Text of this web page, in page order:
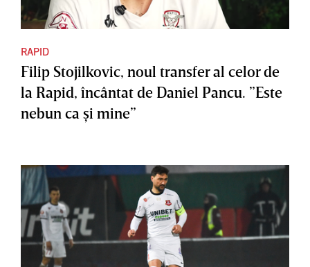
RAPID
Filip Stojilkovic, noul transfer al celor de
la Rapid, încântat de Daniel Pancu. ”Este
nebun ca şi mine”